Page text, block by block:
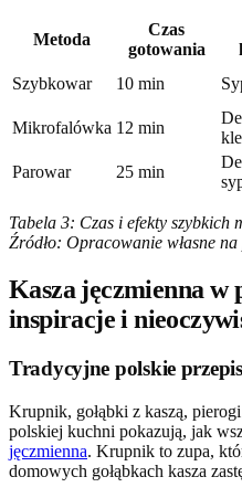
Metoda
Czas
gotowania
Szybkowar 10 min
Mikrofalówka 12 min
Parowar
25 min
Tabela 3: Czas i efekty szybkich
Źródło: Opracowanie własne
Kasza jęczmienna w
inspiracje i
Tradycyjne polskie
Krupnik, gołąbki z kaszą,
polskiej kuchni pokazują, jak
jęczmienna. Krupnik to zupa,
domowych gołąbkach kasza